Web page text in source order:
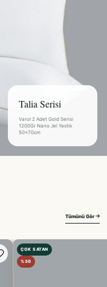
Talia Serisi
Varol 2 Adet Gold Serisi
1200Gr Nano Jel Yastık
50x70cm
Tümünü Gör
ÇOK SATAN
%30